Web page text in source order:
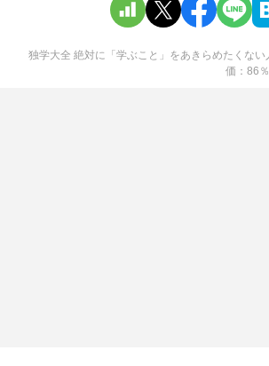
独学大全 絶対に「学ぶこと」をあきらめたくな
価
86 ％